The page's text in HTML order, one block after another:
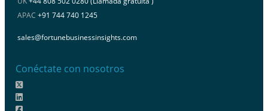
APAC +91 744 740 1245
sales@fortunebusinessinsights.com
Conéctate con nosotros